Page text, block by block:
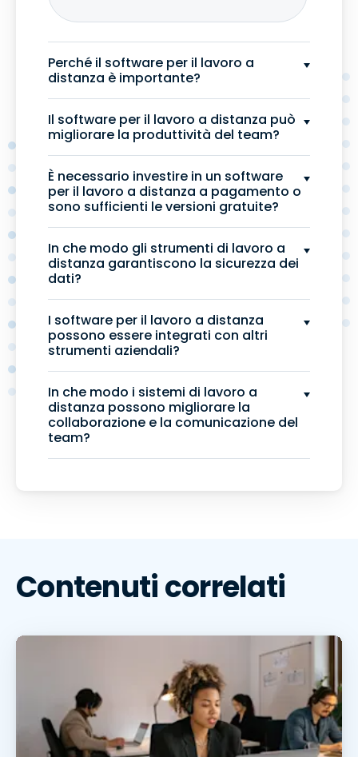
Perché il software per il lavoro a
distanza è importante?
Il software per il lavoro a distanza può
migliorare la produttività del team?
È necessario investire in un software
per il lavoro a distanza a pagamento o
sono sufficienti le versioni gratuite?
In che modo gli strumenti di lavoro a
distanza garantiscono la sicurezza dei
dati?
I software per il lavoro a distanza
possono essere integrati con altri
strumenti aziendali?
In che modo i sistemi di lavoro a
distanza possono migliorare la
collaborazione e la comunicazione del
team?
Contenuti correlati